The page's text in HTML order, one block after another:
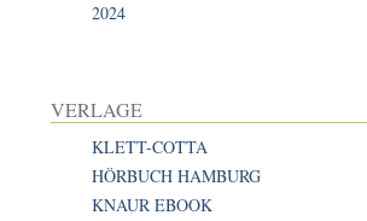
2024
VERLAGE
KLETT-COTTA
HÖRBUCH HAMBURG
KNAUR EBOOK